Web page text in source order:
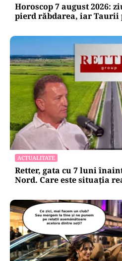
Horoscop 7 august 2026:
pierd răbdarea, iar Taurii
ACTUALITATE
Retter, gata cu 7 luni
Nord. Care este situația